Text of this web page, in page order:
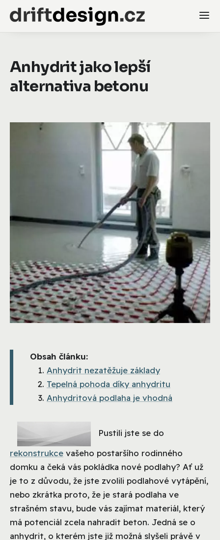
Anhydrit jako lepší
alternativa betonu
Obsah článku:
Anhydrit nezatěžuje základy
Tepelná pohoda díky anhydritu
Anhydritová podlaha je vhodná
Pustili jste se do
rekonstrukce vašeho postaršího rodinného
domku a čeká vás pokládka nové podlahy? Ať už
je to z důvodu, že jste zvolili podlahové vytápění,
nebo zkrátka proto, že je stará podlaha ve
strašném stavu, bude vás zajímat materiál, který
má potenciál zcela nahradit beton. Jedná se o
anhydrit, o kterém jste již možná slyšeli právě v